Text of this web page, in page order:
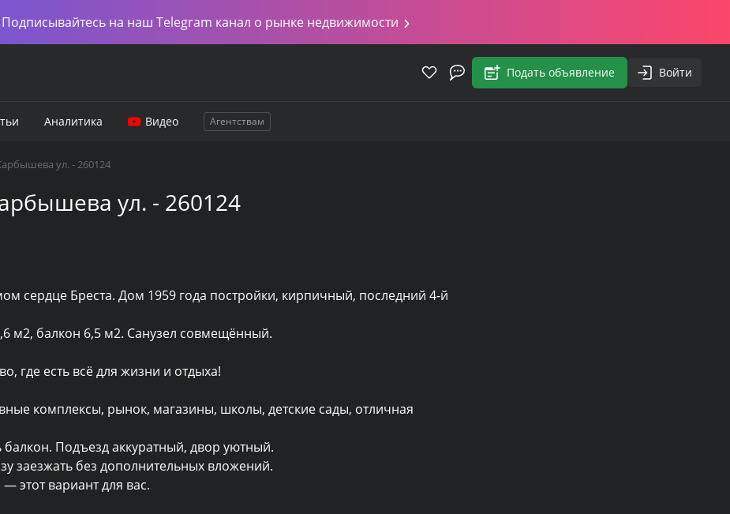
Подписывайтесь на наш Telegram канал о рынке недвижимости
Подать объявление Войти
Аналитика Видео Агентствам
ул. - 260124
ул. - 260124
сердце Бреста. Дом 1959 года постройки, кирпичный, последний 4-й
м2, балкон 6,5 м2. Санузел совмещённый.
где есть всё для жизни и отдыха!
комплексы, рынок, магазины, школы, детские сады, отличная
Подъезд аккуратный, двор уютный.
заезжать без дополнительных вложений.
этот вариант для вас.